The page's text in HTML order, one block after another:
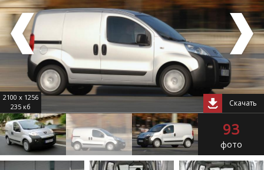
2100 x 1256
235 кб
Скачать
93
фото